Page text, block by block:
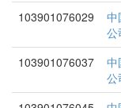
103901076029
中
公
103901076037
中
公